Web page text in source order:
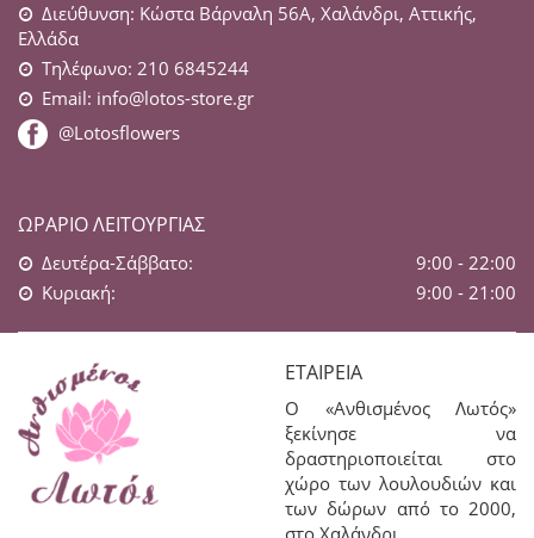
Διεύθυνση: Κώστα Βάρναλη 56Α, Χαλάνδρι, Αττικής,
Ελλάδα
Τηλέφωνο: 210 6845244
Email: info@lotos-store.gr
@Lotosflowers
ΩΡΆΡΙΟ ΛΕΙΤΟΥΡΓΊΑΣ
Δευτέρα-Σάββατο:
9:00 - 22:00
Κυριακή:
9:00 - 21:00
ΕΤΑΙΡΕΊΑ
Ο «Ανθισμένος Λωτός»
ξεκίνησε να
δραστηριοποιείται στο
χώρο των λουλουδιών και
των δώρων από το 2000,
στο Χαλάνδρι.